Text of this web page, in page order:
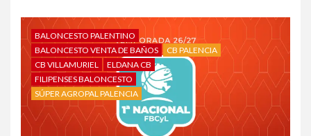
BALONCESTO PALENTINO
BALONCESTO VENTA DE BAÑOS
CB PALENCIA
CB VILLAMURIEL
ELDANA CB
FILIPENSES BALONCESTO
SÚPER AGROPAL PALENCIA